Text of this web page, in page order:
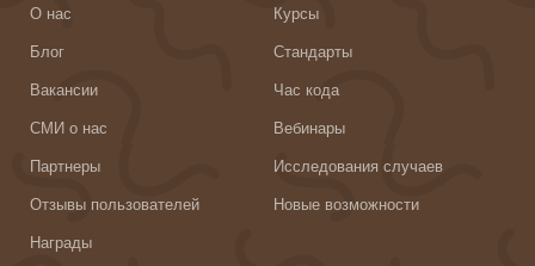
О нас
Блог
Вакансии
СМИ о нас
Партнеры
Отзывы пользователей
Награды
Курсы
Стандарты
Час кода
Вебинары
Исследования случаев
Новые возможности